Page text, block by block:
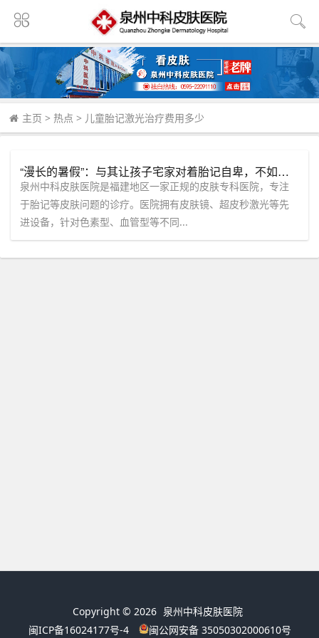
主页 > 热点 > 儿童胎记激光治疗费用多少
“漫长的暑假”：与其让孩子宅家对着胎记自卑，不如来「福建泉州中科皮肤医院」还他一个自信未来！
泉州中科皮肤医院是福建地区一家正规的皮肤专科医院，专注
于胎记等皮肤问题的诊疗。医院拥有皮肤镜、超皮秒激光等先
进设备，针对色素型、血管型等不同...
Copyright © 2026 泉州中科皮肤医院
闽ICP备16024177号-4
闽公网安备 35050302000610号